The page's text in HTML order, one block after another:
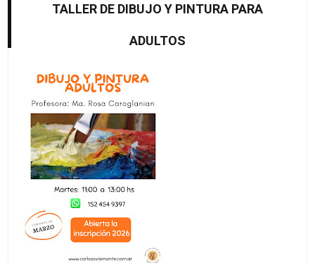
TALLER DE DIBUJO Y PINTURA PARA
ADULTOS